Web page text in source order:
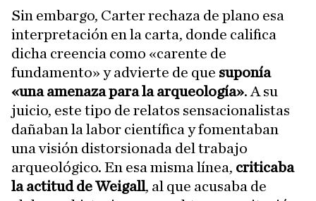
Sin embargo, Carter rechaza de plano esa
interpretación en la carta, donde califica
dicha creencia como «carente de
fundamento» y advierte de que suponía
«una amenaza para la arqueología». A su
juicio, este tipo de relatos sensacionalistas
dañaban la labor científica y fomentaban
una visión distorsionada del trabajo
arqueológico. En esa misma línea, criticaba
la actitud de Weigall, al que acusaba de